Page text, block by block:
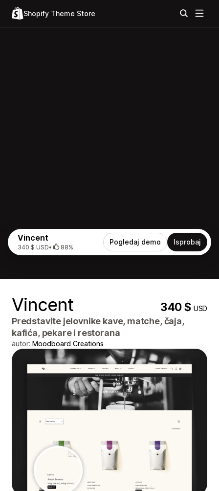
Shopify Theme Store
Vincent
340 $ USD• 88%
Pogledaj demo Isprobaj
Vincent 340 $USD
Predstavite jelovnike kave, matche, čaja,
kafića, pekare i restorana
autor: Moodboard Creations